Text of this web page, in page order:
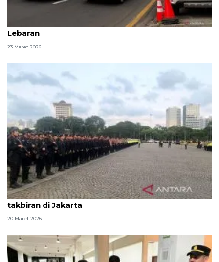
Polda Jabar: Arus kendaraan naik saat libur
Lebaran
23 Maret 2026
Polisi kerahkan 1.596 personel amankan malam
takbiran di Jakarta
20 Maret 2026